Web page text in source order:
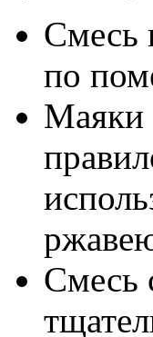
Смесь
по
Маяки
Смесь